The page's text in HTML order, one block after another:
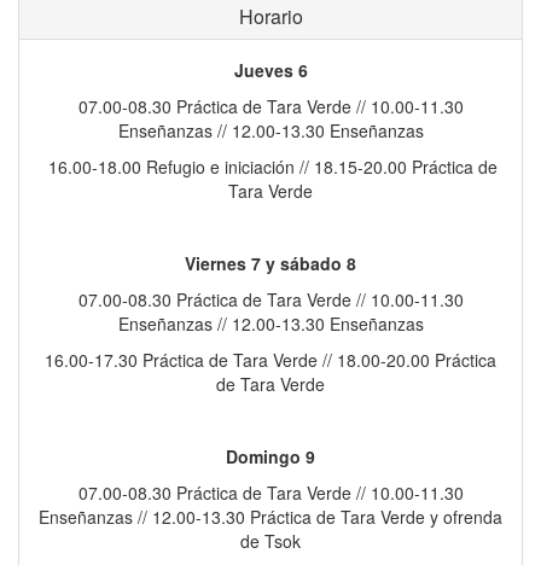
Horario
Jueves 6
07.00-08.30 Práctica de Tara Verde // 10.00-11.30
Enseñanzas // 12.00-13.30 Enseñanzas
16.00-18.00 Refugio e iniciación // 18.15-20.00 Práctica de
Tara Verde
Viernes 7 y sábado 8
07.00-08.30 Práctica de Tara Verde // 10.00-11.30
Enseñanzas // 12.00-13.30 Enseñanzas
16.00-17.30 Práctica de Tara Verde // 18.00-20.00 Práctica
de Tara Verde
Domingo 9
07.00-08.30 Práctica de Tara Verde // 10.00-11.30
Enseñanzas // 12.00-13.30 Práctica de Tara Verde y ofrenda
de Tsok